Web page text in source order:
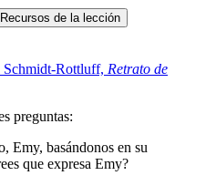
Recursos de la lección
Rottluff, Retrato de
preguntas:
Emy, basándonos en su
que expresa Emy?